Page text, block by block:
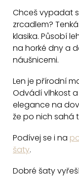
Chceš vypadat
zrcadlem?
klasika. Působí
na horké dny a
náušnicemi.
Len je přírodní
Odvádí vlhkost
elegance na
že po nich sahá
Podívej se i na
šaty.
Dobré šaty